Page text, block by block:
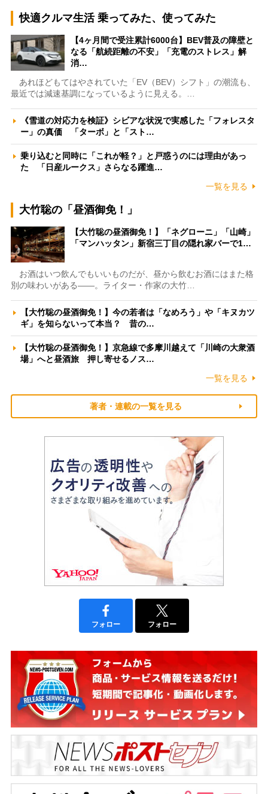
快適クルマ生活 乗ってみた、使ってみた
【4ヶ月間で受注累計6000台】BEV普及の障壁と
なる「航続距離の不安」「充電のストレス」解
消…
あれほどもてはやされていた「EV（BEV）シフト」の潮流も、
最近では減速基調になっているように見える。…
《雪道の対応力を検証》シビアな状況で実感した「フォレスタ
ー」の真価 「ターボ」と「スト…
乗り込むと同時に「これが軽？」と戸惑うのには理由があっ
た 「日産ルークス」さらなる躍進…
一覧を見る
大竹聡の「昼酒御免！」
【大竹聡の昼酒御免！】「ネグローニ」「山崎」
「マンハッタン」新宿三丁目の隠れ家バーで1…
お酒はいつ飲んでもいいものだが、昼から飲むお酒にはまた格
別の味わいがある――。ライター・作家の大竹…
【大竹聡の昼酒御免！】今の若者は「なめろう」や「キヌカツ
ギ」を知らないって本当？ 昔の…
【大竹聡の昼酒御免！】京急線で多摩川越えて「川崎の大衆酒
場」へと昼酒旅 押し寄せるノス…
一覧を見る
著者・連載の一覧を見る
フォロー フォロー